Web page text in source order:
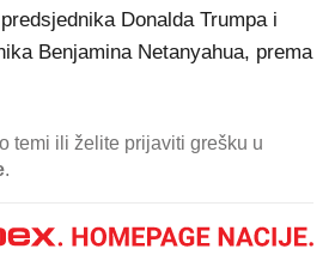
Donalda Trumpa i
Benjamina Netanyahua, prema
temi ili želite prijaviti grešku u
.